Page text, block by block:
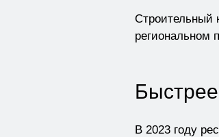
Строительный
региональном
В 2023 году